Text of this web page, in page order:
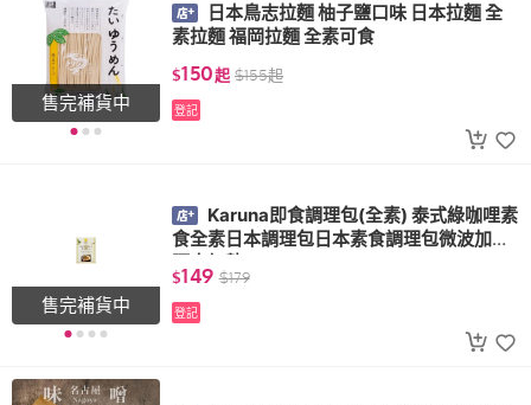
售完補貨中
日本鳥志拉麵 柚子鹽口味 日本拉麵 全
素拉麵 福岡拉麵 全素可食
$150起 $155起
登記
售完補貨中
Karuna即食調理包(全素) 泰式綠咖哩素
食全素日本調理包日本素食調理包微波加熱
隔水加熱
$149 $179
登記